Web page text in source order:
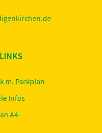
m. Parkplan
Infos
A4